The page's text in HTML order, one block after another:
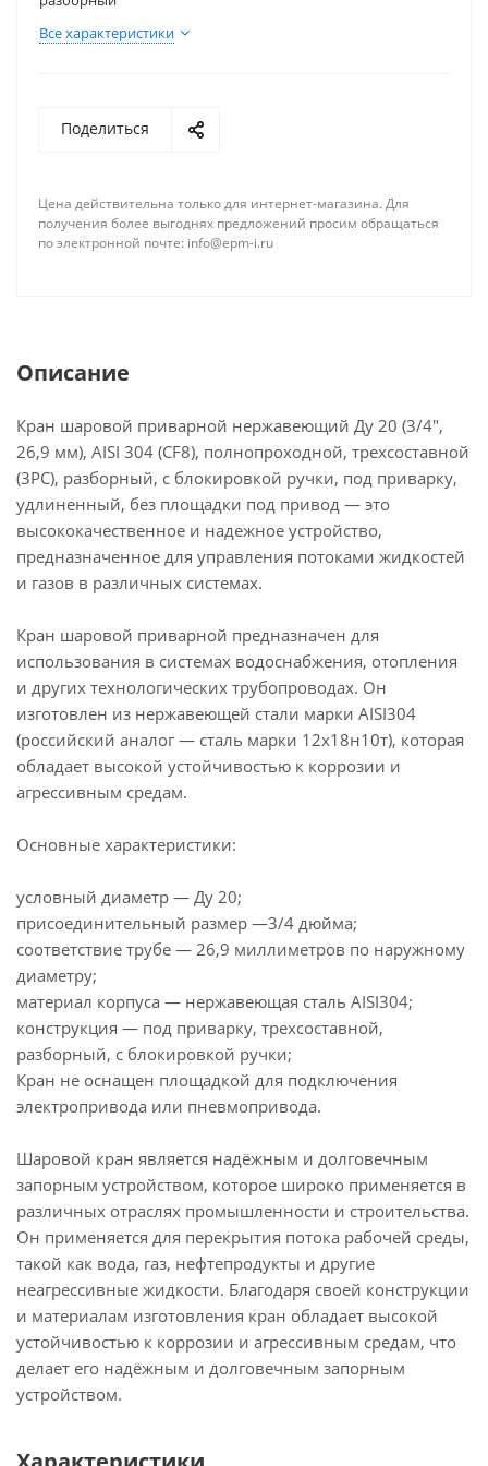
материал корпуса — нержавеющая сталь AISI304;
электропривода или пневмопривода.
запорным устройством, которое широко
применяется в различных отраслях
конструкции и материалам изготовления кран
агрессивным средам, что делает его надёжным и
долговечным запорным устройством.
Все характеристики
Поделиться
Цена действительна только для интернет-магазина. Для
получения более выгоднях предложений просим обращаться
по электронной почте: info@epm-i.ru
Описание
Кран шаровой приварной нержавеющий Ду 20 (3/4",
26,9 мм), AISI 304 (CF8), полнопроходной, трехсоставной
(3PC), разборный, с блокировкой ручки, под приварку,
удлиненный, без площадки под привод — это
высококачественное и надежное устройство,
предназначенное для управления потоками жидкостей
и газов в различных системах.
Кран шаровой приварной предназначен для
использования в системах водоснабжения, отопления
и других технологических трубопроводах. Он
изготовлен из нержавеющей стали марки AISI304
(российский аналог — сталь марки 12х18н10т), которая
обладает высокой устойчивостью к коррозии и
агрессивным средам.
Основные характеристики:
условный диаметр — Ду 20;
присоединительный размер —3/4 дюйма;
соответствие трубе — 26,9 миллиметров по наружному
диаметру;
материал корпуса — нержавеющая сталь AISI304;
конструкция — под приварку, трехсоставной,
разборный, с блокировкой ручки;
Кран не оснащен площадкой для подключения
электропривода или пневмопривода.
Шаровой кран является надёжным и долговечным
запорным устройством, которое широко применяется в
различных отраслях промышленности и строительства.
Он применяется для перекрытия потока рабочей среды,
такой как вода, газ, нефтепродукты и другие
неагрессивные жидкости. Благодаря своей конструкции
и материалам изготовления кран обладает высокой
устойчивостью к коррозии и агрессивным средам, что
делает его надёжным и долговечным запорным
устройством.